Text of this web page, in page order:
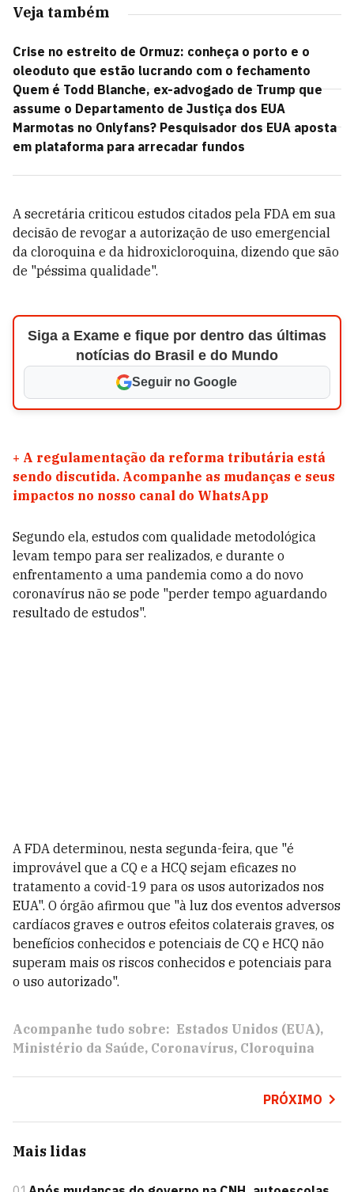
Veja também
Crise no estreito de Ormuz: conheça o porto e o
oleoduto que estão lucrando com o fechamento
Quem é Todd Blanche, ex-advogado de Trump que
assume o Departamento de Justiça dos EUA
Marmotas no Onlyfans? Pesquisador dos EUA aposta
em plataforma para arrecadar fundos
A secretária criticou estudos citados pela FDA em sua
decisão de revogar a autorização de uso emergencial
da cloroquina e da hidroxicloroquina, dizendo que são
de "péssima qualidade".
Siga a Exame e fique por dentro das últimas
notícias do Brasil e do Mundo
Seguir no Google
+ A regulamentação da reforma tributária está
sendo discutida. Acompanhe as mudanças e seus
impactos no nosso canal do WhatsApp
Segundo ela, estudos com qualidade metodológica
levam tempo para ser realizados, e durante o
enfrentamento a uma pandemia como a do novo
coronavírus não se pode "perder tempo aguardando
resultado de estudos".
A FDA determinou, nesta segunda-feira, que "é
improvável que a CQ e a HCQ sejam eficazes no
tratamento a covid-19 para os usos autorizados nos
EUA". O órgão afirmou que "à luz dos eventos adversos
cardíacos graves e outros efeitos colaterais graves, os
benefícios conhecidos e potenciais de CQ e HCQ não
superam mais os riscos conhecidos e potenciais para
o uso autorizado".
Acompanhe tudo sobre: Estados Unidos (EUA)
Ministério da Saúde Coronavírus Cloroquina
PRÓXIMO
Mais lidas